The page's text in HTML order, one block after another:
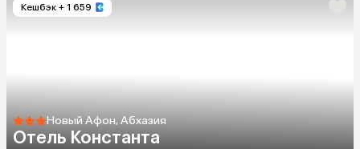
Кешбэк + 1 659
Новый Афон, Абхазия
Отель Константа